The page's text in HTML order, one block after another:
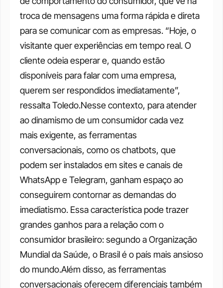
troca de mensagens uma forma rápida e direta
para se comunicar com as empresas. “Hoje, o
visitante quer experiências em tempo real. O
cliente odeia esperar e, quando estão
disponíveis para falar com uma empresa,
querem ser respondidos imediatamente”,
ressalta Toledo.Nesse contexto, para atender
ao dinamismo de um consumidor cada vez
mais exigente, as ferramentas
conversacionais, como os chatbots, que
podem ser instalados em sites e canais de
WhatsApp e Telegram, ganham espaço ao
conseguirem contornar as demandas do
imediatismo. Essa característica pode trazer
grandes ganhos para a relação com o
consumidor brasileiro: segundo a Organização
Mundial da Saúde, o Brasil é o país mais ansioso
do mundo.Além disso, as ferramentas
conversacionais oferecem diferenciais também